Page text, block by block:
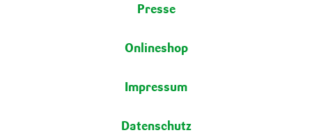
Presse
Onlineshop
Impressum
Datenschutz